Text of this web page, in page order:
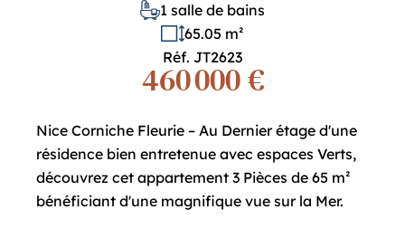
1 salle de bains
65.05 m²
Réf. JT2623
460 000 €
Nice Corniche Fleurie – Au Dernier étage d'une
résidence bien entretenue avec espaces Verts,
découvrez cet appartement 3 Pièces de 65 m²
bénéficiant d'une magnifique vue sur la Mer.